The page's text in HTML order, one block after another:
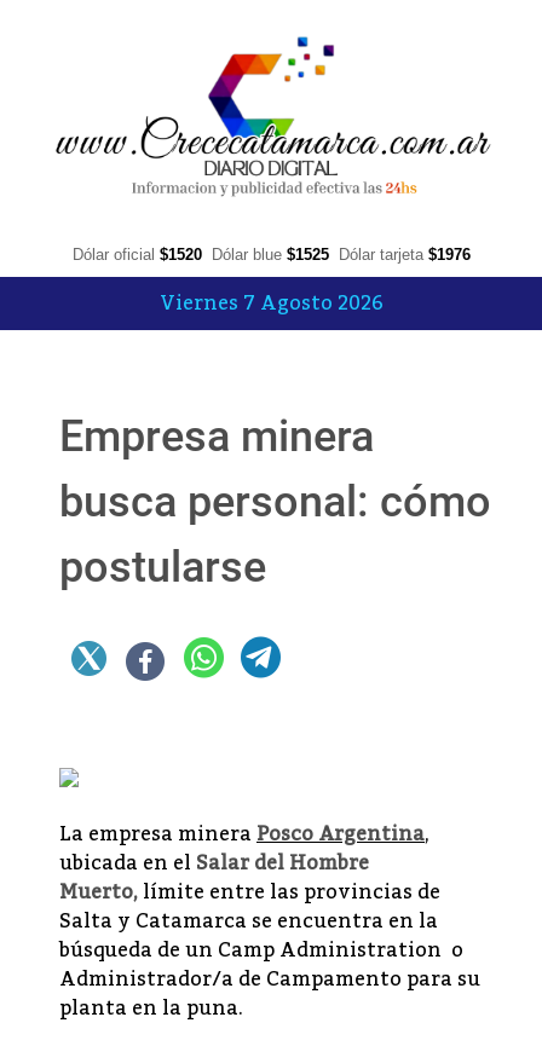
Dólar oficial $1520 Dólar blue $1525 Dólar tarjeta $1976
Viernes 7 Agosto 2026
Empresa minera
busca personal: cómo
postularse
La empresa mineraPosco Argentina,
ubicada en elSalar del Hombre
Muerto,límite entre las provincias de
Salta y Catamarca se encuentra en la
búsqueda de un Camp Administration o
Administrador/a de Campamento para su
planta en la puna.